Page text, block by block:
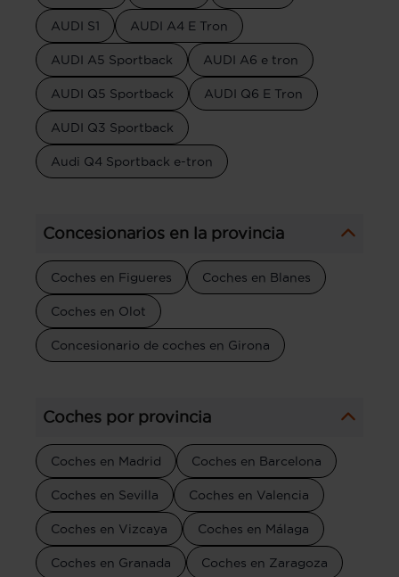
AUDI S1 AUDI A4 E Tron
AUDI A5 Sportback AUDI A6 e tron
AUDI Q5 Sportback AUDI Q6 E Tron
AUDI Q3 Sportback
Audi Q4 Sportback e-tron
Concesionarios en la provincia
Coches en Figueres Coches en Blanes
Coches en Olot
Concesionario de coches en Girona
Coches por provincia
Coches en Madrid Coches en Barcelona
Coches en Sevilla Coches en Valencia
Coches en Vizcaya Coches en Málaga
Coches en Granada Coches en Zaragoza